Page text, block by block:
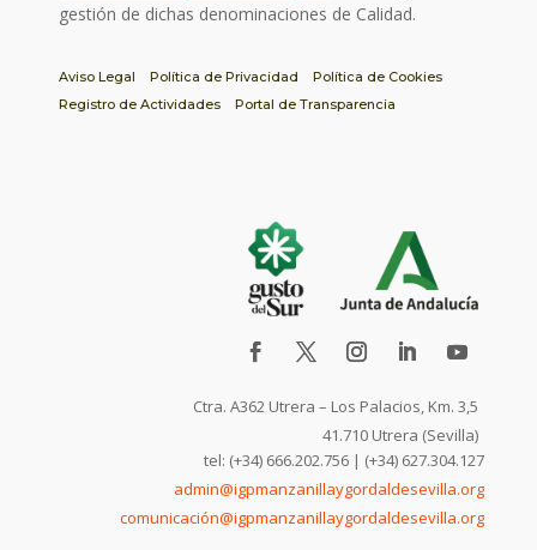
gestión de dichas denominaciones de Calidad.
Aviso Legal Política de Privacidad
Política de Cookies
Registro de Actividades
Portal de Transparencia
Ctra. A362 Utrera – Los Palacios, Km. 3,5
41.710 Utrera (Sevilla)
tel: (+34) 666.202.756 | (+34) 627.304.127
admin@igpmanzanillaygordaldesevilla.org
comunicación@igpmanzanillaygordaldesevilla.org